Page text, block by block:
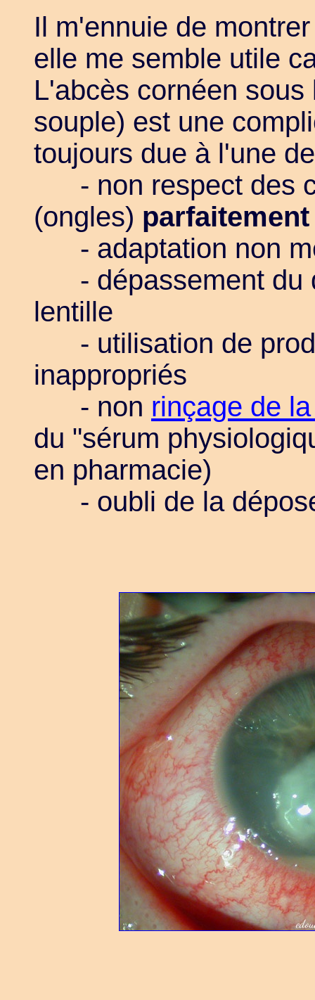
Il m'ennuie de
elle me semble utile
L'abcès cornéen
souple) est une
toujours due à l'une
- non respect des
(ongles) parfaitement
- adaptation non
- dépassement du
lentille
- utilisation de
inappropriés
- non rinçage de
du "sérum
en pharmacie)
- oubli de la